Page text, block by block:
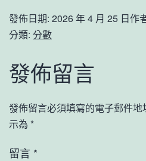
發佈日期: 2026 年 4 月 25 日作
分類: 分數
發佈留言
發佈留言必須填寫的電子郵件地
示為 *
留言 *